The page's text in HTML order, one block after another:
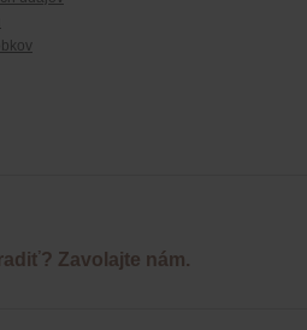
Zavolajte nám.